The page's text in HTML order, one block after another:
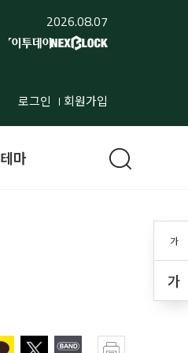
2026.08.07
로그인 회원가입
가
가
테마